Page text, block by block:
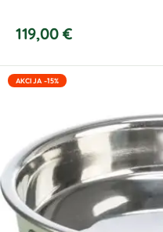
119,00€
AKCIJA -15%